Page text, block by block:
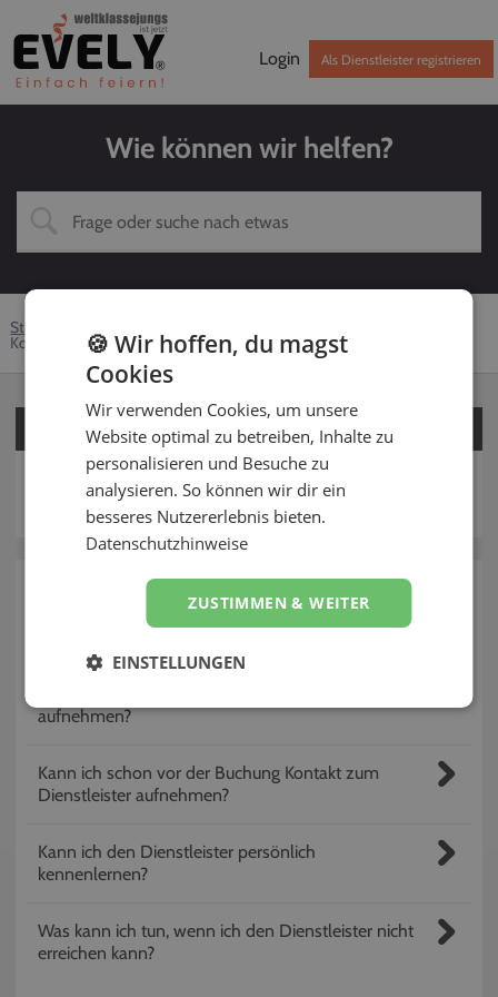
Login Als Dienstleister registrieren
Wie können wir helfen?
Startseite
Kontaktaufnahme
Für Kunden
Für Dienstleister
aufnehmen?
Kann ich schon vor der Buchung Kontakt zum
Dienstleister aufnehmen?
Kann ich den Dienstleister persönlich
kennenlernen?
Was kann ich tun, wenn ich den Dienstleister nicht
erreichen kann?
🍪 Wir hoffen, du magst
Cookies
Wir verwenden Cookies, um unsere
Website optimal zu betreiben, Inhalte zu
personalisieren und Besuche zu
analysieren. So können wir dir ein
besseres Nutzererlebnis bieten.
Datenschutzhinweise
ZUSTIMMEN & WEITER
EINSTELLUNGEN